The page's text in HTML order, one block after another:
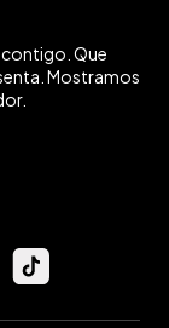
Que
Mostramos